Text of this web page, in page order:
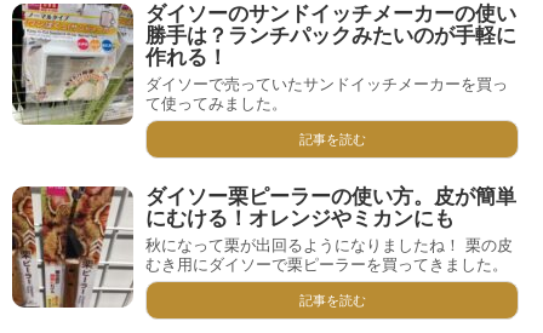
ダイソーのサンドイッチメーカーの使い
勝手は？ランチパックみたいのが手軽に
作れる！
ダイソーで売っていたサンドイッチメーカーを買っ
て使ってみました。
記事を読む
ダイソー栗ピーラーの使い方。皮が簡単
にむける！オレンジやミカンにも
秋になって栗が出回るようになりましたね！ 栗の皮
むき用にダイソーで栗ピーラーを買ってきました。
記事を読む